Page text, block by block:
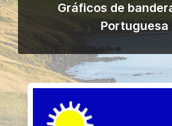
Gráficos de
Portuguesa